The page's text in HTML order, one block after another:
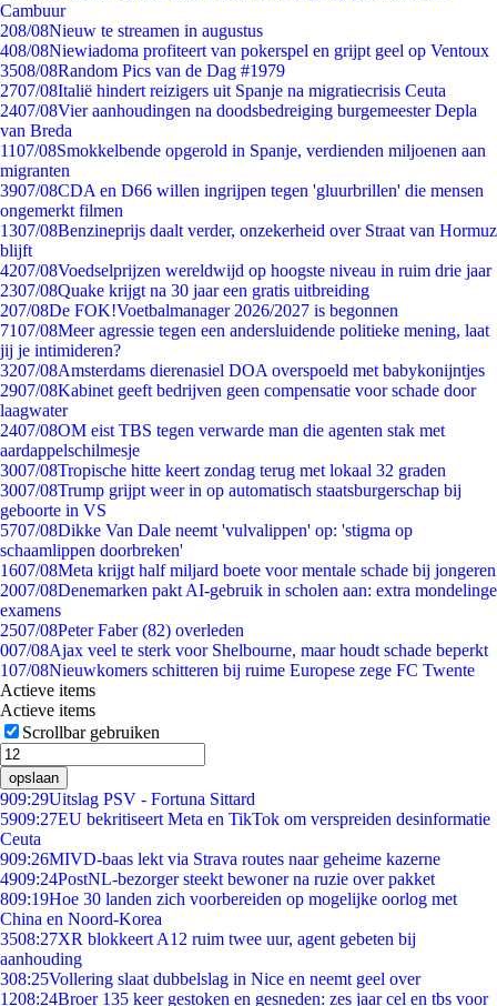
Cambuur
208/08Nieuw te streamen in augustus
408/08Niewiadoma profiteert van pokerspel en grijpt geel op Ventoux
3508/08Random Pics van de Dag #1979
2707/08Italië hindert reizigers uit Spanje na migratiecrisis Ceuta
2407/08Vier aanhoudingen na doodsbedreiging burgemeester Depla
van Breda
1107/08Smokkelbende opgerold in Spanje, verdienden miljoenen aan
migranten
3907/08CDA en D66 willen ingrijpen tegen 'gluurbrillen' die mensen
ongemerkt filmen
1307/08Benzineprijs daalt verder, onzekerheid over Straat van Hormuz
blijft
4207/08Voedselprijzen wereldwijd op hoogste niveau in ruim drie jaar
2307/08Quake krijgt na 30 jaar een gratis uitbreiding
207/08De FOK!Voetbalmanager 2026/2027 is begonnen
7107/08Meer agressie tegen een andersluidende politieke mening, laat
jij je intimideren?
3207/08Amsterdams dierenasiel DOA overspoeld met babykonijntjes
2907/08Kabinet geeft bedrijven geen compensatie voor schade door
laagwater
2407/08OM eist TBS tegen verwarde man die agenten stak met
aardappelschilmesje
3007/08Tropische hitte keert zondag terug met lokaal 32 graden
3007/08Trump grijpt weer in op automatisch staatsburgerschap bij
geboorte in VS
5707/08Dikke Van Dale neemt 'vulvalippen' op: 'stigma op
schaamlippen doorbreken'
1607/08Meta krijgt half miljard boete voor mentale schade bij jongeren
2007/08Denemarken pakt AI-gebruik in scholen aan: extra mondelinge
examens
2507/08Peter Faber (82) overleden
007/08Ajax veel te sterk voor Shelbourne, maar houdt schade beperkt
107/08Nieuwkomers schitteren bij ruime Europese zege FC Twente
Actieve items
Actieve items
Scrollbar gebruiken
opslaan
909:29Uitslag PSV - Fortuna Sittard
5909:27EU bekritiseert Meta en TikTok om verspreiden desinformatie
Ceuta
909:26MIVD-baas lekt via Strava routes naar geheime kazerne
4909:24PostNL-bezorger steekt bewoner na ruzie over pakket
809:19Hoe 30 landen zich voorbereiden op mogelijke oorlog met
China en Noord-Korea
3508:27XR blokkeert A12 ruim twee uur, agent gebeten bij
aanhouding
308:25Vollering slaat dubbelslag in Nice en neemt geel over
1208:24Broer 135 keer gestoken en gesneden: zes jaar cel en tbs voor